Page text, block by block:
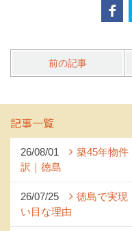
前の記事
記事一覧
26/08/01
築45年物件
訳｜徳島
26/07/25
徳島で実現
い目な理由